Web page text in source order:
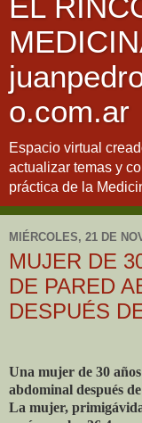
EL
o.com.ar
Espacio virtual
actualizar temas y
práctica de la
MIÉRCOLES, 21 DE
MUJER DE
DE PARED
DESPUÉS
Una mujer de 30
abdominal después
La mujer,